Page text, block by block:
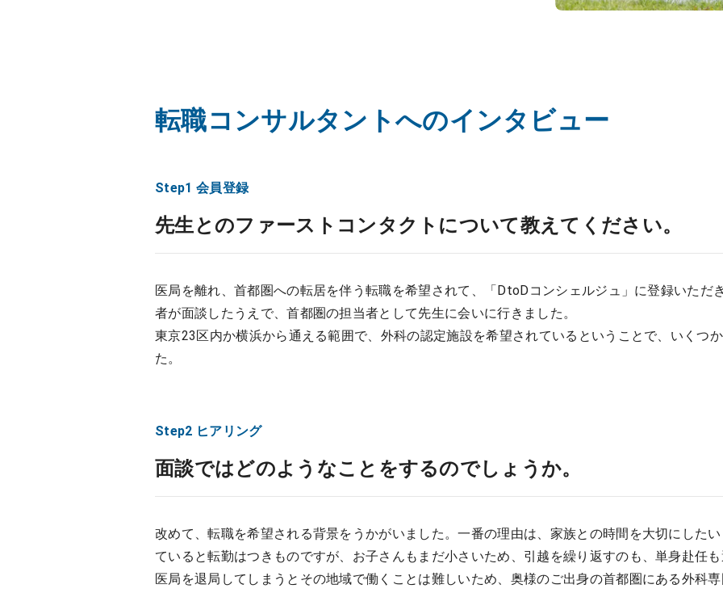
転職コンサルタントへのインタビュー
Step1 会員登録
先生とのファーストコンタクトについて教えてください。
医局を離れ、首都圏への転居を伴う転職を希望されて、「DtoDコンシェルジュ」に登録いただ
者が面談したうえで、首都圏の担当者として先生に会いに行きました。
東京23区内か横浜から通える範囲で、外科の認定施設を希望されているということで、いくつ
た。
Step2 ヒアリング
面談ではどのようなことをするのでしょうか。
改めて、転職を希望される背景をうかがいました。一番の理由は、家族との時間を大切にした
ていると転勤はつきものですが、お子さんもまだ小さいため、引越を繰り返すのも、単身赴任
医局を退局してしまうとその地域で働くことは難しいため、奥様のご出身の首都圏にある外科